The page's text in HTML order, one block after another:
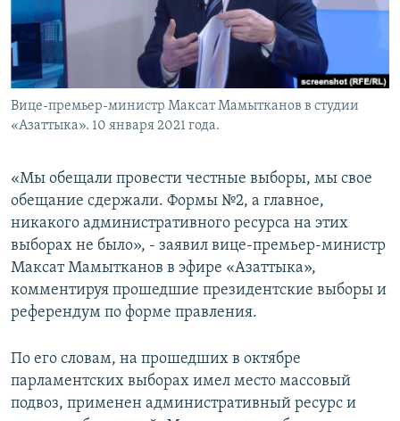
Вице-премьер-министр Максат Мамытканов в студии
«Азаттыка». 10 января 2021 года.
«Мы обещали провести честные выборы, мы свое
обещание сдержали. Формы №2, а главное,
никакого административного ресурса на этих
выборах не было», - заявил вице-премьер-министр
Максат Мамытканов в эфире «Азаттыка»,
комментируя прошедшие президентские выборы и
референдум по форме правления.
По его словам, на прошедших в октябре
парламентских выборах имел место массовый
подвоз, применен административный ресурс и